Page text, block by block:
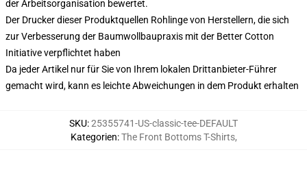
der Arbeitsorganisation bewertet.
Der Drucker dieser Produktquellen Rohlinge von Herstellern, die sich
zur Verbesserung der Baumwollbaupraxis mit der Better Cotton
Initiative verpflichtet haben
Da jeder Artikel nur für Sie von Ihrem lokalen Drittanbieter-Führer
gemacht wird, kann es leichte Abweichungen in dem Produkt erhalten
SKU:25355741-US-classic-tee-DEFAULT
Kategorien:The Front Bottoms T-Shirts,